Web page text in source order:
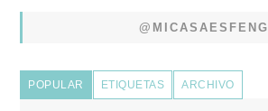
@MICASAESFENG
POPULAR ETIQUETAS ARCHIVO